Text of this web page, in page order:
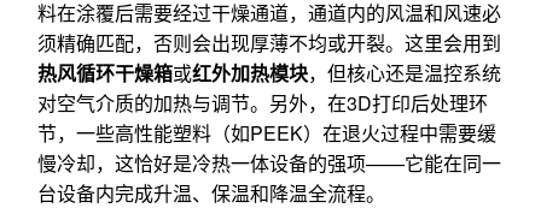
料在涂覆后需要经过干燥通道，通道内的风温和风速必
须精确匹配，否则会出现厚薄不均或开裂。这里会用到
热风循环干燥箱或红外加热模块，但核心还是温控系统
对空气介质的加热与调节。另外，在3D打印后处理环
节，一些高性能塑料（如PEEK）在退火过程中需要缓
慢冷却，这恰好是冷热一体设备的强项——它能在同一
台设备内完成升温、保温和降温全流程。